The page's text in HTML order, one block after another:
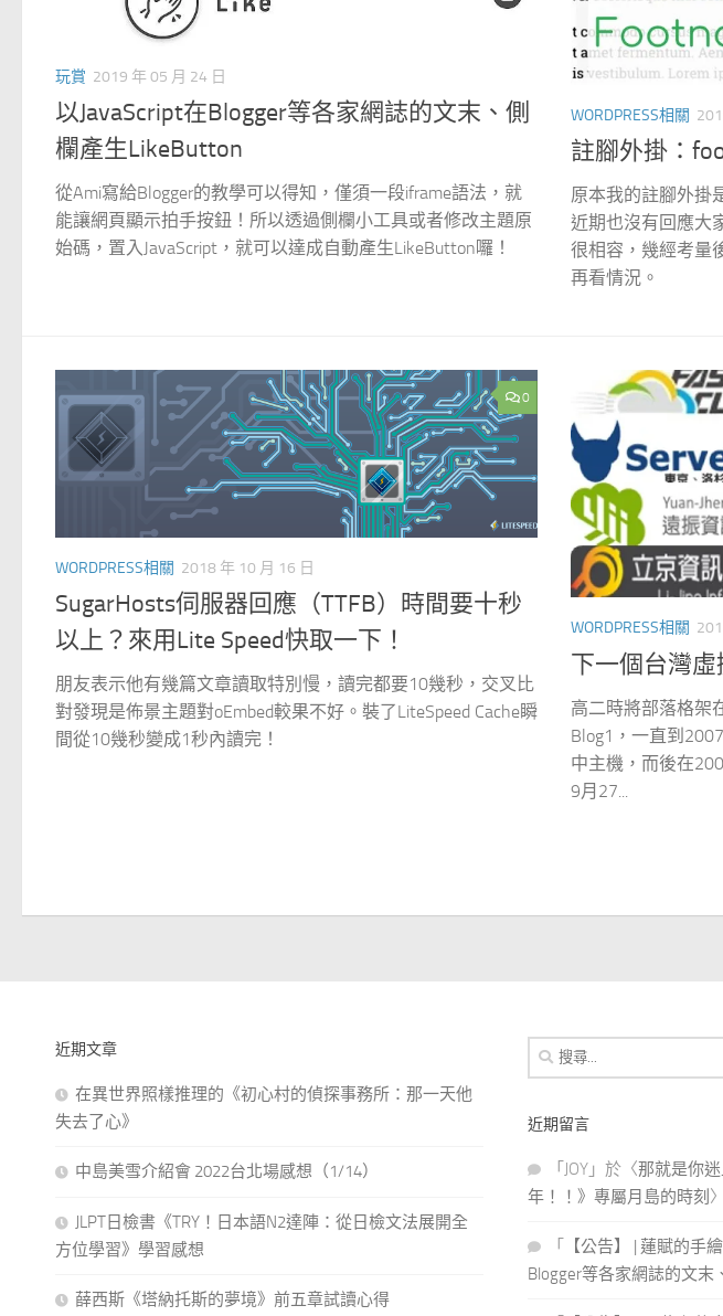
玩賞 2019 年 05 月 24 日
以JavaScript在Blogger等各家網誌的文末、側
欄產生LikeButton
從Ami寫給Blogger的教學可以得知，僅須一段iframe語法，就
能讓網頁顯示拍手按鈕！所以透過側欄小工具或者修改主題原
始碼，置入JavaScript，就可以達成自動產生LikeButton囉！
WORDPRESS相關
註腳外掛：
原本我的註腳外掛
近期也沒有回應大
很相容，幾經考量
再看情況。
0
WORDPRESS相關 2018 年 10 月 16 日
SugarHosts伺服器回應（TTFB）時間要十秒
以上？來用Lite Speed快取一下！
朋友表示他有幾篇文章讀取特別慢，讀完都要10幾秒，交叉比
對發現是佈景主題對oEmbed較果不好。裝了LiteSpeed Cache瞬
間從10幾秒變成1秒內讀完！
WORDPRESS相關
下一個台灣虛
高二時將部落格架
Blog1，一直到
中主機，而後在
9月27...
近期文章
在異世界照樣推理的《初心村的偵探事務所：那一天他
失去了心》
中島美雪介紹會 2022台北場感想（1/14）
JLPT日檢書《TRY！日本語N2達陣：從日檢文法展開全
方位學習》學習感想
薛西斯《塔納托斯的夢境》前五章試讀心得
搜
尋
鍵
近期留言
「 JOY」於〈那就是你
年！！》專屬月島的時刻
「 【公告】 | 蓮賦的手
Blogger等各家網誌的文末